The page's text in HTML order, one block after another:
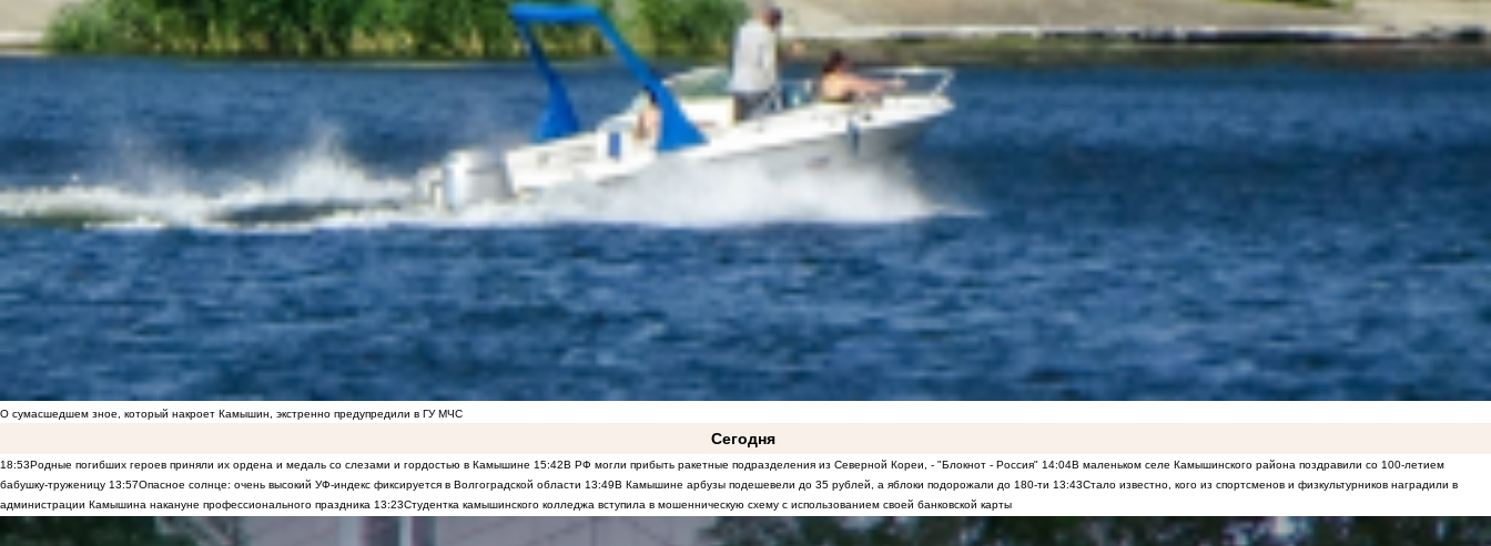
О сумасшедшем зное, который накроет Камышин, экстренно предупредили в ГУ МЧС
Сегодня
18:53Родные погибших героев приняли их ордена и медаль со слезами и гордостью в Камышине 15:42В РФ могли прибыть ракетные подразделения из Северной Кореи, - "Блокнот - Россия" 14:04В маленьком селе Камышинского района поздравили со 100-летием
бабушку-труженицу 13:57Опасное солнце: очень высокий УФ-индекс фиксируется в Волгоградской области 13:49В Камышине арбузы подешевели до 35 рублей, а яблоки подорожали до 180-ти 13:43Стало известно, кого из спортсменов и физкультурников наградили в
администрации Камышина накануне профессионального праздника 13:23Студентка камышинского колледжа вступила в мошенническую схему с использованием своей банковской карты